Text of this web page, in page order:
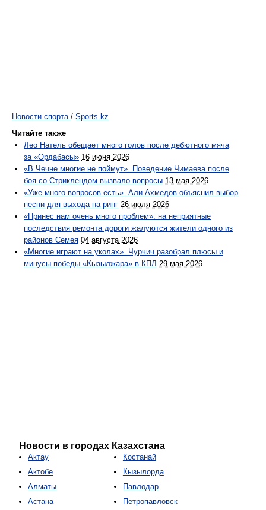
Новости спорта / Sports.kz
Читайте также
Лео Натель обещает много голов после дебютного мяча
за «Ордабасы» 16 июня 2026
«В Чечне многие не поймут». Поведение Чимаева после
боя со Стриклендом вызвало вопросы 13 мая 2026
«Уже много вопросов есть». Али Ахмедов объяснил выбор
песни для выхода на ринг 26 июля 2026
«Принес нам очень много проблем»: на неприятные
последствия ремонта дороги жалуются жители одного из
районов Семея 04 августа 2026
«Многие играют на уколах». Чурчич разобрал плюсы и
минусы победы «Кызылжара» в КПЛ 29 мая 2026
Новости в городах Казахстана
Актау
Актобе
Алматы
Астана
Костанай
Кызылорда
Павлодар
Петропавловск